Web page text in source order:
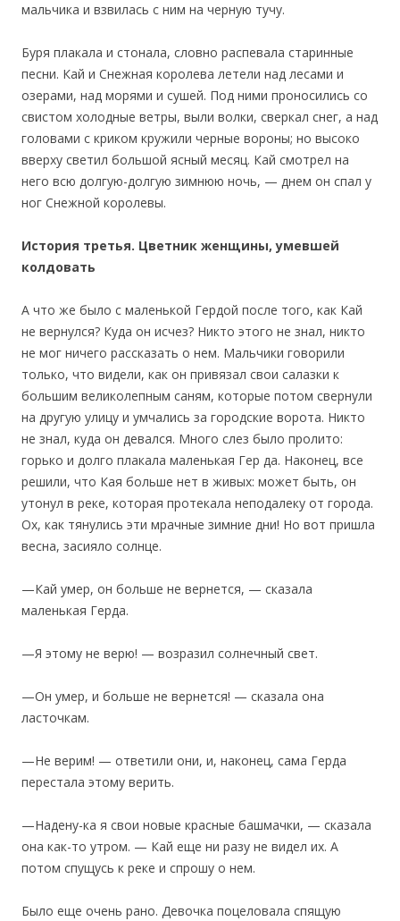
мальчика и взвилась с ним на черную тучу.
Буря плакала и стонала, словно распевала старинные
песни. Кай и Снежная королева летели над лесами и
озерами, над морями и сушей. Под ними проносились со
свистом холодные ветры, выли волки, сверкал снег, а над
головами с криком кружили черные вороны; но высоко
вверху светил большой ясный месяц. Кай смотрел на
него всю долгую-долгую зимнюю ночь, — днем он спал у
ног Снежной королевы.
История третья. Цветник женщины, умевшей
колдовать
А что же было с маленькой Гердой после того, как Кай
не вернулся? Куда он исчез? Никто этого не знал, никто
не мог ничего рассказать о нем. Мальчики говорили
только, что видели, как он привязал свои салазки к
большим великолепным саням, которые потом свернули
на другую улицу и умчались за городские ворота. Никто
не знал, куда он девался. Много слез было пролито:
горько и долго плакала маленькая Гер да. Наконец, все
решили, что Кая больше нет в живых: может быть, он
утонул в реке, которая протекала неподалеку от города.
Ох, как тянулись эти мрачные зимние дни! Но вот пришла
весна, засияло солнце.
—Кай умер, он больше не вернется, — сказала
маленькая Герда.
—Я этому не верю! — возразил солнечный свет.
—Он умер, и больше не вернется! — сказала она
ласточкам.
—Не верим! — ответили они, и, наконец, сама Герда
перестала этому верить.
—Надену-ка я свои новые красные башмачки, — сказала
она как-то утром. — Кай еще ни разу не видел их. А
потом спущусь к реке и спрошу о нем.
Было еще очень рано. Девочка поцеловала спящую